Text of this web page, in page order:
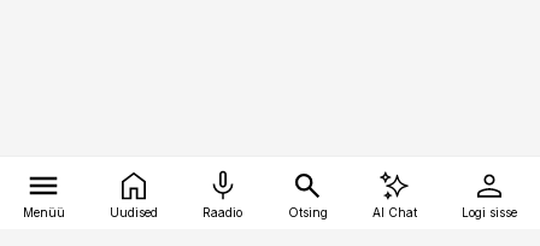
Menüü Uudised Raadio Otsing AI Chat Logi sisse